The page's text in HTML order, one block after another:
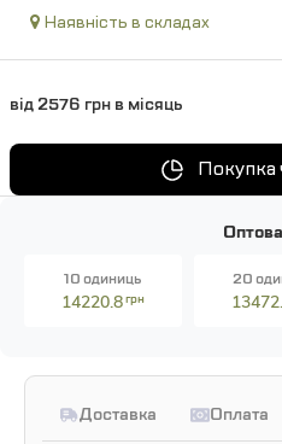
Наявність в складах
від 2576 грн в місяць
Покупка
10 одиниць
14220.8грн
20
Доставка Оплата